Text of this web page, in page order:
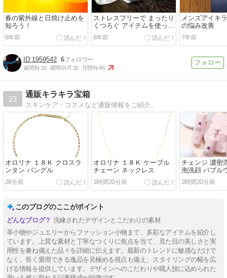
春の紫外線と日焼け止めを
知ろう！
6年前
ストレスフリーで まったり
くつろぐ アイテムを使って
みた
6年前
メンズアイキ
の悩み改善
7年前
1959542 6
週間IN:10 週間OUT:16 月間IN:46
23
通販キラキラ宝箱
スキンケア・コスメなど通販情報をご紹介。
オロリナ １８Ｋ クロスラ
ンタン バングル
26分前
オロリナ １８Ｋ ケーブル
チェーン ネックレス
1時間20分前
チェンジ 濃密
泡洗顔 バブル
４本セット
2時間20分前
このブログのここがポイント
洗練されたデザインとこだわりの素材
革小物やジュエリーからファッション小物まで、多彩なアイテムを紹介し
ています。上質な素材と丁寧なつくりに焦点を当て、見た目の美しさと実
用性を兼ね備えた品々を詳細に伝えます。最新のトレンドに敏感なだけで
なく、長く愛用できる逸品を見極める視点も備え、スタイリングの幅を広
げる情報を提供しています。デザインへのこだわりや職人技に込められた